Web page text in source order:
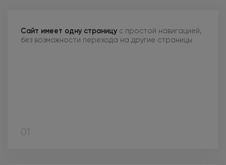
Сайт имеет одну страницу с простой навигацией,
без возможности перехода на другие страницы
01